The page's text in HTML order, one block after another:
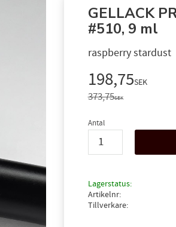
GELLACK
#510, 9 ml
raspberry stardust
Nedsatt pris:
198,75SEK
Ordinarie pris:
373,75SEK
Antal
Lagerstatus
Artikelnr
Tillverkare